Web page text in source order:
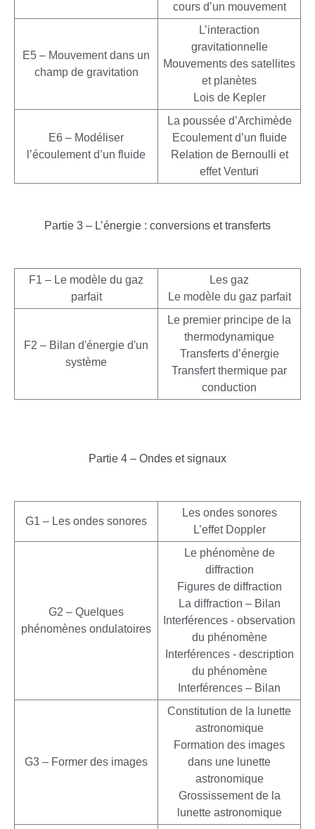
cours d’un mouvement
E5 – Mouvement dans un
champ de gravitation
L’interaction
gravitationnelle
Mouvements des satellites
et planètes
Lois de Kepler
E6 – Modéliser
l’écoulement d’un fluide
La poussée d’Archimède
Ecoulement d’un fluide
Relation de Bernoulli et
effet Venturi
Partie 3 – L’énergie : conversions et transferts
F1 – Le modèle du gaz
parfait
Les gaz
Le modèle du gaz parfait
F2 – Bilan d'énergie d'un
système
Le premier principe de la
thermodynamique
Transferts d’énergie
Transfert thermique par
conduction
Partie 4 – Ondes et signaux
G1 – Les ondes sonores
Les ondes sonores
L’effet Doppler
G2 – Quelques
phénomènes ondulatoires
Le phénomène de
diffraction
Figures de diffraction
La diffraction – Bilan
Interférences - observation
du phénomène
Interférences - description
du phénomène
Interférences – Bilan
G3 – Former des images
Constitution de la lunette
astronomique
Formation des images
dans une lunette
astronomique
Grossissement de la
lunette astronomique